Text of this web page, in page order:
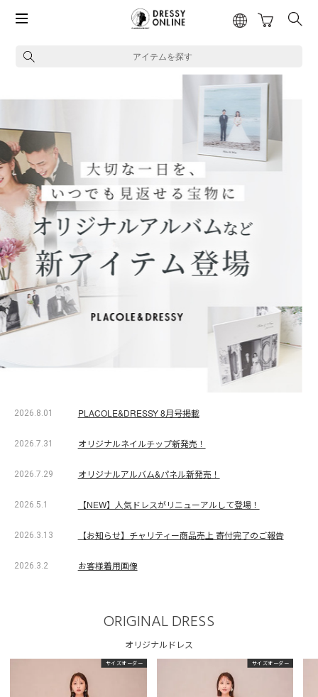
アイテムを探す
2026.8.01 PLACOLE&DRESSY 8月号掲載
2026.7.31 オリジナルネイルチップ新発売！
2026.7.29 オリジナルアルバム&パネル新発売！
2026.5.1 【NEW】人気ドレスがリニューアルして登場！
2026.3.13 【お知らせ】チャリティー商品売上 寄付完了のご報告
2026.3.2 お客様着用画像
ORIGINAL DRESS
オリジナルドレス
サイズオーダー サイズオーダー